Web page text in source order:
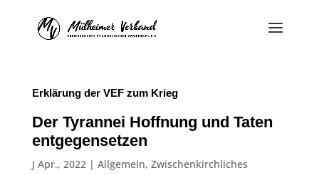
Erklärung der VEF zum Krieg
Der Tyrannei Hoffnung und Taten
entgegensetzen
J Apr., 2022 | Allgemein, Zwischenkirchliches